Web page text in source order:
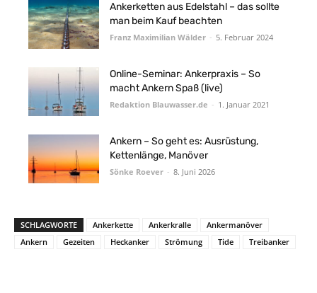
Ankerketten aus Edelstahl – das sollte
man beim Kauf beachten
Franz Maximilian Wälder - 5. Februar 2024
Online-Seminar: Ankerpraxis – So
macht Ankern Spaß (live)
Redaktion Blauwasser.de - 1. Januar 2021
Ankern – So geht es: Ausrüstung,
Kettenlänge, Manöver
Sönke Roever - 8. Juni 2026
SCHLAGWORTE Ankerkette Ankerkralle
Ankermanöver
Ankern
Gezeiten Heckanker Strömung Tide Treibanker